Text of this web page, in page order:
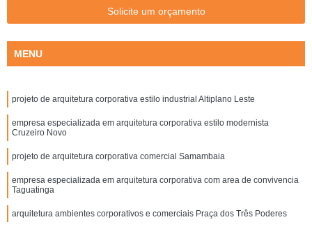
Solicite um orçamento
MENU
projeto de arquitetura corporativa estilo industrial Altiplano Leste
empresa especializada em arquitetura corporativa estilo modernista
Cruzeiro Novo
projeto de arquitetura corporativa comercial Samambaia
empresa especializada em arquitetura corporativa com area de convivencia
Taguatinga
arquitetura ambientes corporativos e comerciais Praça dos Três Poderes